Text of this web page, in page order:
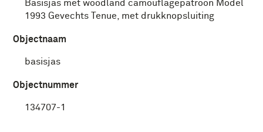
Basisjas met woodland camouflagepatroon Model
1993 Gevechts Tenue, met drukknopsluiting
Objectnaam
basisjas
Objectnummer
134707-1